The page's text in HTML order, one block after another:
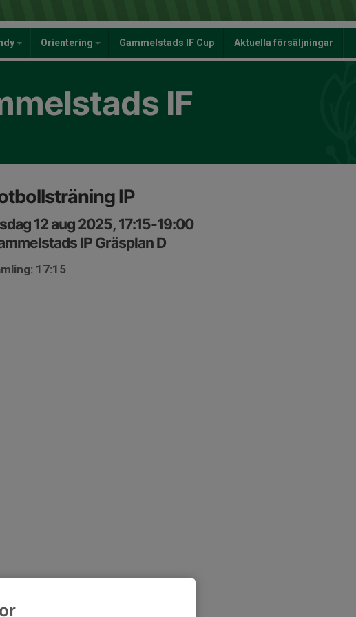
Orientering Gammelstads IF Cup Aktuella försäljningar
IF
IP
12 aug 2025, 17:15-19:00
IP Gräsplan D
17:15